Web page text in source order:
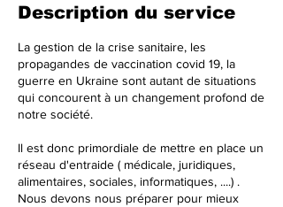
Description du service
La gestion de la crise sanitaire, les
propagandes de vaccination covid 19, la
guerre en Ukraine sont autant de situations
qui concourent à un changement profond de
notre société.
Il est donc primordiale de mettre en place un
réseau d'entraide ( médicale, juridiques,
alimentaires, sociales, informatiques, ....) .
Nous devons nous préparer pour mieux